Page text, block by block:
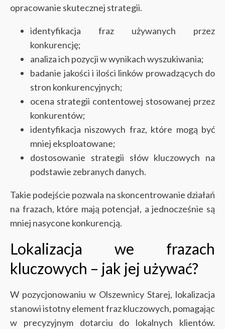
opracowanie skutecznej strategii.
identyfikacja fraz używanych przez
konkurencję;
analiza ich pozycji w wynikach wyszukiwania;
badanie jakości i ilości linków prowadzących do
stron konkurencyjnych;
ocena strategii contentowej stosowanej przez
konkurentów;
identyfikacja niszowych fraz, które mogą być
mniej eksploatowane;
dostosowanie strategii słów kluczowych na
podstawie zebranych danych.
Takie podejście pozwala na skoncentrowanie działań
na frazach, które mają potencjał, a jednocześnie są
mniej nasycone konkurencją.
Lokalizacja we frazach
kluczowych – jak jej używać?
W pozycjonowaniu w Olszewnicy Starej, lokalizacja
stanowi istotny element fraz kluczowych, pomagając
w precyzyjnym dotarciu do lokalnych klientów.